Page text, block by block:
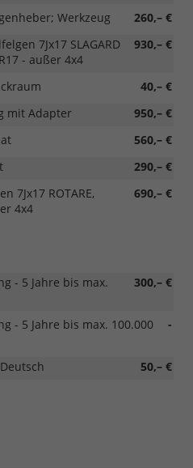
260,– €
Werkzeug
930,– €
7Jx17 SLAGARD
- außer 4x4
40,– €
950,– €
mit Adapter
560,– €
290,– €
690,– €
7Jx17 ROTARE,
4x4
300,– €
- 5 Jahre bis max.
-
- 5 Jahre bis max. 100.000
50,– €